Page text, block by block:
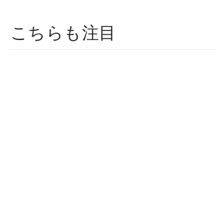
こちらも注目